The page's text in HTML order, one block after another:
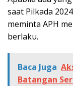
saat Pilkada
meminta APH
berlaku.
Baca Juga
Batangan